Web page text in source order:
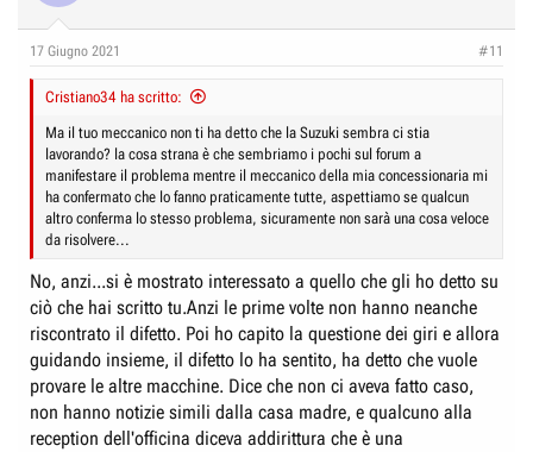
17 Giugno 2021 #11
Cristiano34 ha scritto:
Ma il tuo meccanico non ti ha detto che la Suzuki sembra ci stia
lavorando? la cosa strana è che sembriamo i pochi sul forum a
manifestare il problema mentre il meccanico della mia concessionaria mi
ha confermato che lo fanno praticamente tutte, aspettiamo se qualcun
altro conferma lo stesso problema, sicuramente non sarà una cosa veloce
da risolvere...
No, anzi...si è mostrato interessato a quello che gli ho detto su
ciò che hai scritto tu.Anzi le prime volte non hanno neanche
riscontrato il difetto. Poi ho capito la questione dei giri e allora
guidando insieme, il difetto lo ha sentito, ha detto che vuole
provare le altre macchine. Dice che non ci aveva fatto caso,
non hanno notizie simili dalla casa madre, e qualcuno alla
reception dell'officina diceva addirittura che è una